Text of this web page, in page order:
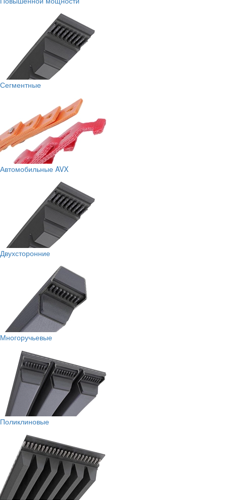
Сегментные
Автомобильные AVX
Двухсторонние
Многоручьевые
Поликлиновые